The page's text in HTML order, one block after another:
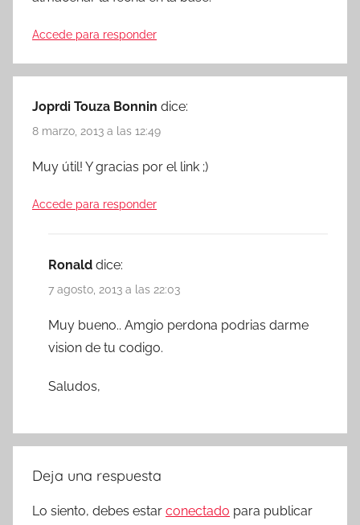
Accede para responder
Joprdi Touza Bonnin dice:
8 marzo, 2013 a las 12:49
Muy útil! Y gracias por el link ;)
Accede para responder
Ronald dice:
7 agosto, 2013 a las 22:03
Muy bueno.. Amgio perdona podrias darme
vision de tu codigo.
Saludos,
Deja una respuesta
Lo siento, debes estar conectado para publicar